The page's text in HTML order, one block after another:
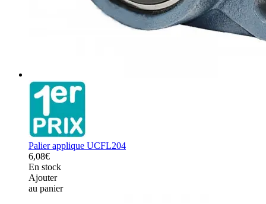
Palier applique UCFL204
6,08€
En stock
Ajouter
au panier